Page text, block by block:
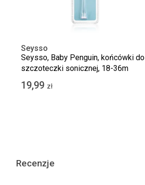
Seysso
Seysso, Baby Penguin, końcówki do
szczoteczki sonicznej, 18-36m
19,99 zł
Recenzje